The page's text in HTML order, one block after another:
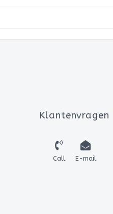
Klantenvragen
Call E-mail